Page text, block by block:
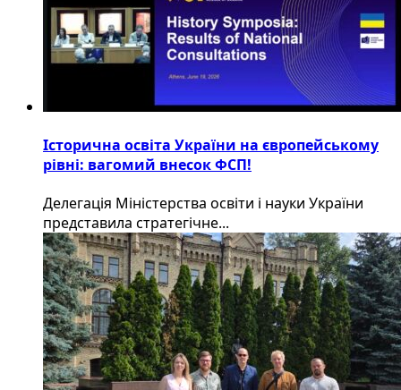
Історична освіта України на європейському
рівні: вагомий внесок ФСП!
Делегація Міністерства освіти і науки України
представила стратегічне...